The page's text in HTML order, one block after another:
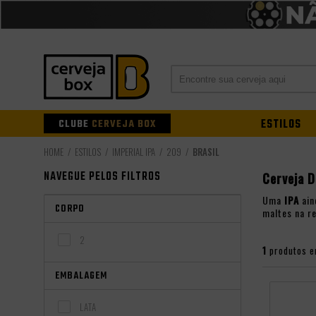
CLUBE CERVEJA BOX ESTILOS
ESTILOS IMPERIAL IPA 209 BRASIL
NAVEGUE PELOS FILTROS
CORPO
2
EMBALAGEM
LATA
Cerveja
Uma IPA
maltes na
1 produtos